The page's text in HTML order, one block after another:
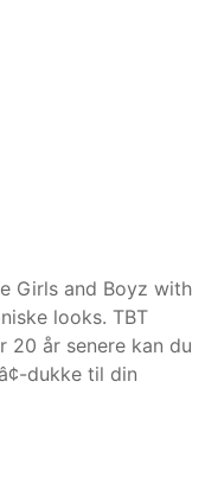
Girls and Boyz with
looks. TBT
20 år senere kan du
dukke til din